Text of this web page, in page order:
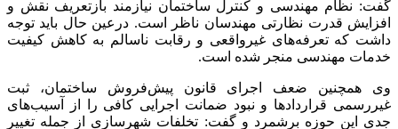
گفت: نظام مهندسی و کنترل ساختمان نیازمند بازتعریف نقش و
افزایش قدرت نظارتی مهندسان ناظر است. درعین حال باید توجه
داشت که تعرفه‌های غیرواقعی و رقابت ناسالم به کاهش کیفیت
خدمات مهندسی منجر شده است.
وی همچنین ضعف اجرای قانون پیش‌فروش ساختمان، ثبت
غیررسمی قراردادها و نبود ضمانت اجرایی کافی را از آسیب‌های
جدی این حوزه برشمرد و گفت: تخلفات شهرسازی از جمله تغییر